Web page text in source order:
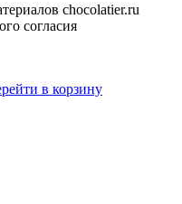
chocolatier.ru
согласия
в корзину